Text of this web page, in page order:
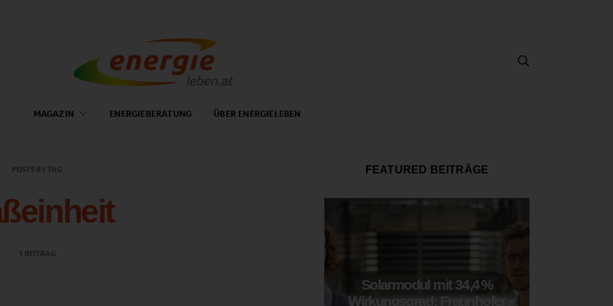
MAGAZIN ENERGIEBERATUNG ÜBER ENERGIELEBEN
POSTS BY TAG
1 BEITRAG
FEATURED BEITRÄGE
Solarmodul mit 34,4 %
Wirkungsgrad: Fraunhofer